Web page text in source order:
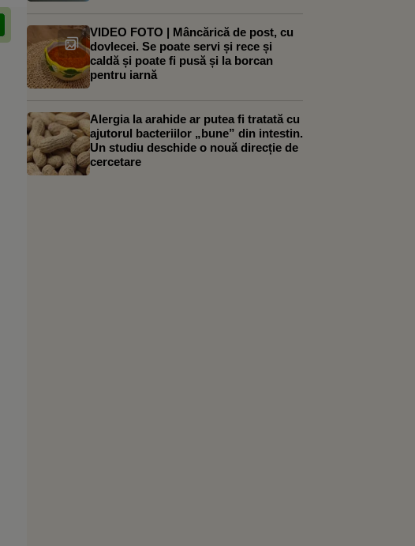
VIDEO FOTO | Mâncărică de post, cu
dovlecei. Se poate servi și rece și
caldă și poate fi pusă și la borcan
pentru iarnă
Alergia la arahide ar putea fi tratată cu
ajutorul bacteriilor „bune” din intestin.
Un studiu deschide o nouă direcție de
cercetare